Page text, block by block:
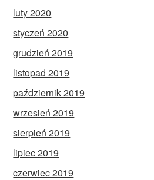
luty 2020
styczeń 2020
grudzień 2019
listopad 2019
październik 2019
wrzesień 2019
sierpień 2019
lipiec 2019
czerwiec 2019